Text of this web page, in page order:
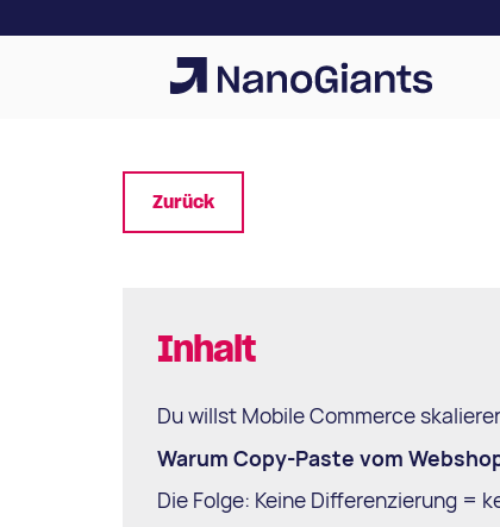
Zurück
Inhalt
Du willst Mobile Commerce
Warum Copy-Paste vom
Die Folge: Keine Differenzierung =